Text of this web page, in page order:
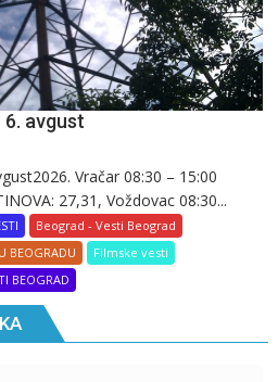
avgust
Vračar 08:30 – 15:00
27,31, Voždovac 08:30...
Beograd - Vesti Beograd
BEOGRADU
Filmske vesti
BEOGRAD